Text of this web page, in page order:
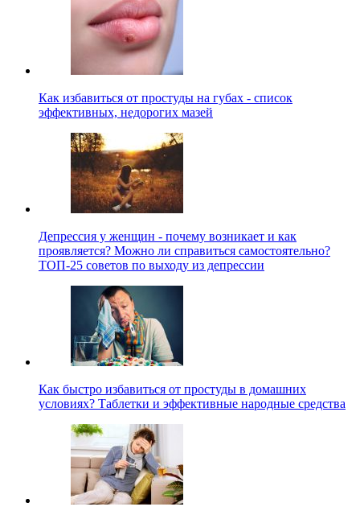
Как избавиться от простуды на губах - список
эффективных, недорогих мазей
Депрессия у женщин - почему возникает и как
проявляется? Можно ли справиться самостоятельно?
ТОП-25 советов по выходу из депрессии
Как быстро избавиться от простуды в домашних
условиях? Таблетки и эффективные народные средства